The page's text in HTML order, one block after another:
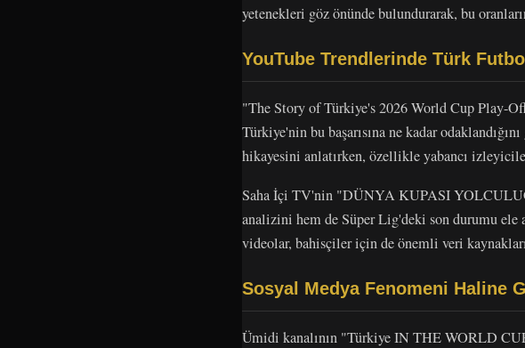
yetenekleri göz önünde bulundurarak, bu
YouTube Trendlerinde Türk
"The Story of Türkiye's 2026 World Cup Play-
Türkiye'nin bu başarısına ne kadar
hikayesini anlatırken, özellikle yabancı
Saha İçi TV'nin "DÜNYA KUPASI
analizini hem de Süper Lig'deki son durumu
videolar, bahisçiler için de önemli veri
Sosyal Medya Fenomeni Haline
Ümidi kanalının "Türkiye IN THE WORLD